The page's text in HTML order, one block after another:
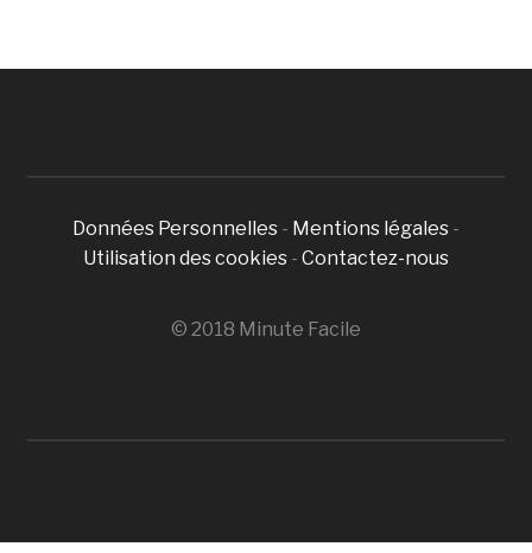
Données Personnelles - Mentions légales -
Utilisation des cookies - Contactez-nous
© 2018 Minute Facile